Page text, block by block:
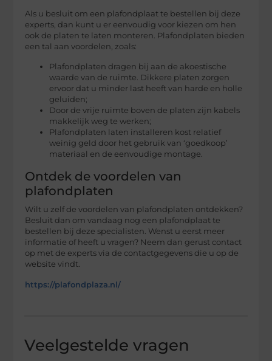
Als u besluit om een plafondplaat te bestellen bij deze
experts, dan kunt u er eenvoudig voor kiezen om hen
ook de platen te laten monteren. Plafondplaten bieden
een tal aan voordelen, zoals:
Plafondplaten dragen bij aan de akoestische
waarde van de ruimte. Dikkere platen zorgen
ervoor dat u minder last heeft van harde en holle
geluiden;
Door de vrije ruimte boven de platen zijn kabels
makkelijk weg te werken;
Plafondplaten laten installeren kost relatief
weinig geld door het gebruik van ‘goedkoop’
materiaal en de eenvoudige montage.
Ontdek de voordelen van
plafondplaten
Wilt u zelf de voordelen van plafondplaten ontdekken?
Besluit dan om vandaag nog een plafondplaat te
bestellen bij deze specialisten. Wenst u eerst meer
informatie of heeft u vragen? Neem dan gerust contact
op met de experts via de contactgegevens die u op de
website vindt.
https://plafondplaza.nl/
Veelgestelde vragen